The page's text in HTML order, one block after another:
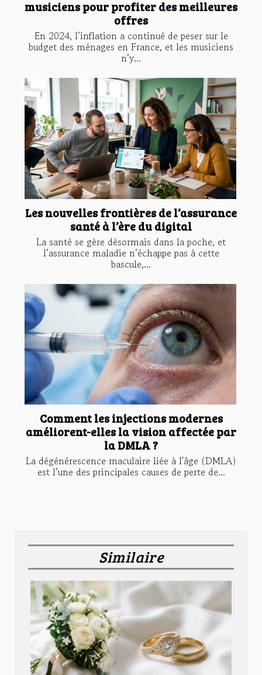
musiciens pour profiter des meilleures
offres
En 2024, l’inflation a continué de peser sur le
budget des ménages en France, et les musiciens
n’y...
Les nouvelles frontières de l’assurance
santé à l’ère du digital
La santé se gère désormais dans la poche, et
l’assurance maladie n’échappe pas à cette
bascule,...
Comment les injections modernes
améliorent-elles la vision affectée par
la DMLA ?
La dégénérescence maculaire liée à l'âge (DMLA)
est l’une des principales causes de perte de...
Similaire